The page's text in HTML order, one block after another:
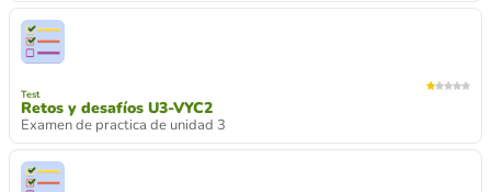
Test
Retos y desafíos U3-VYC2
Examen de practica de unidad 3